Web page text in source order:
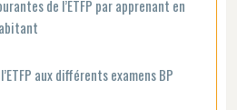
de l’ETFP par apprenant en
aux différents examens BP